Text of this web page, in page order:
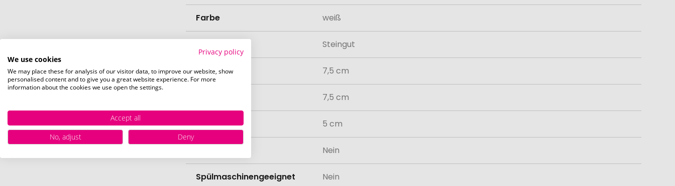
Farbe weiß
Steingut
Länge 7,5 cm
7,5 cm
Höhe 5 cm
Nein
Spülmaschinengeeignet Nein
Privacy policy
We use cookies
We may place these for analysis of our visitor data, to improve our website, show
personalised content and to give you a great website experience. For more
information about the cookies we use open the settings.
Accept all
No, adjust
Deny